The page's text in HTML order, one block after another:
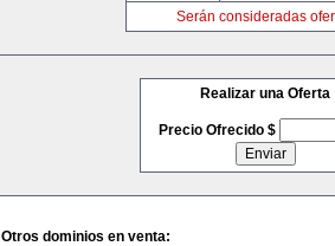
Serán consideradas
Realizar una Oferta
Precio Ofrecido $
Otros dominios en venta: